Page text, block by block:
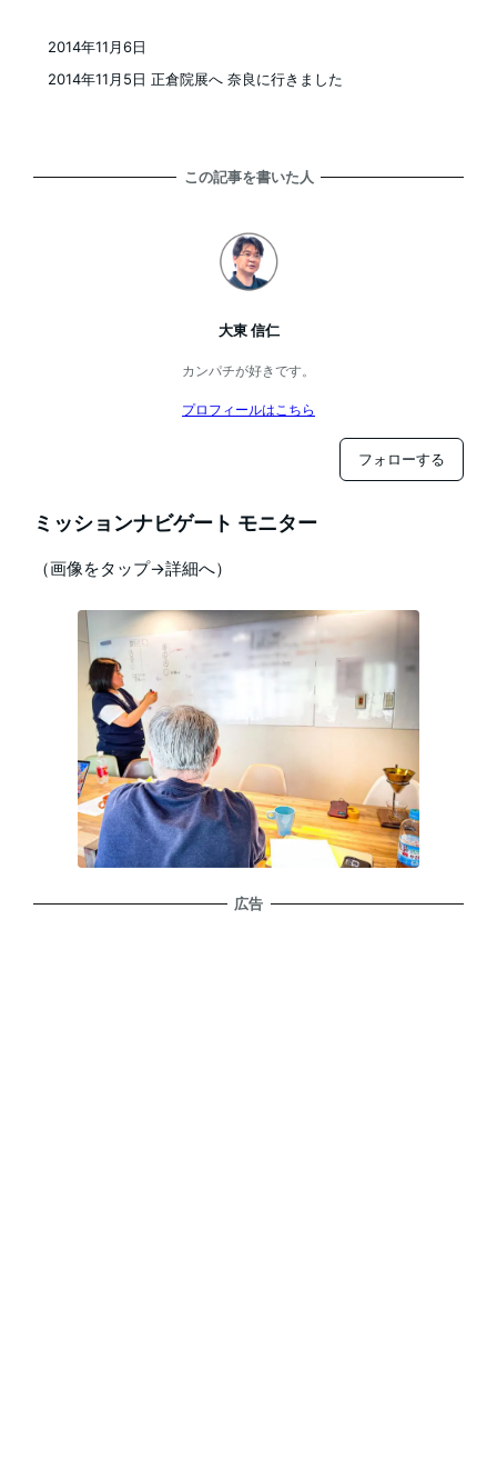
2014年11月5日 正倉院展へ 奈良に行きました
2014年11月6日
この記事を書いた人
大東 信仁
カンパチが好きです。
プロフィールはこちら
フォローする
ミッションナビゲート モニター
（画像をタップ→詳細へ）
広告